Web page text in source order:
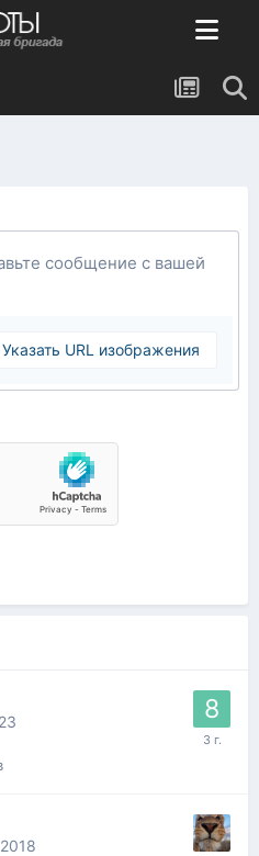
сообщение с вашей
Указать URL изображения